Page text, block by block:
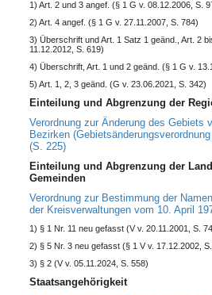
1) Art. 2 und 3 angef. (§ 1 G v. 08.12.2006, S.
2) Art. 4 angef. (§ 1 G v. 27.11.2007, S. 784)
3) Überschrift und Art. 1 Satz 1 geänd., Art. 2
11.12.2012, S. 619)
4) Überschrift, Art. 1 und 2 geänd. (§ 1 G v.
5) Art. 1, 2, 3 geänd. (G v. 23.06.2021, S. 342)
Einteilung und Abgrenzung der
Verordnung zur Änderung des Gebiets
Bezirken
(S. 225)
Einteilung und Abgrenzung der
Gemeinden
Verordnung zur Bestimmung der
der Kreisverwaltungen vom 10. April
1) § 1 Nr. 11 neu gefasst (V v. 20.11.2001, S.
2) § 5 Nr. 3 neu gefasst (§ 1 V v. 17.12.2002,
3) § 2 (V v. 05.11.2024, S. 558)
Staatsangehörigkeit